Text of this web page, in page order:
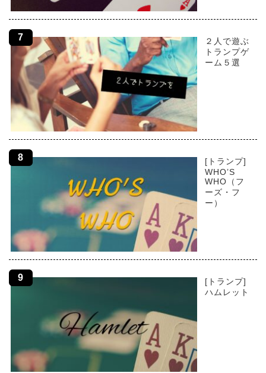
２人で遊ぶ
トランプゲ
ーム５選
[トランプ]
WHO’S
WHO（フ
ーズ・フ
ー）
[トランプ]
ハムレット